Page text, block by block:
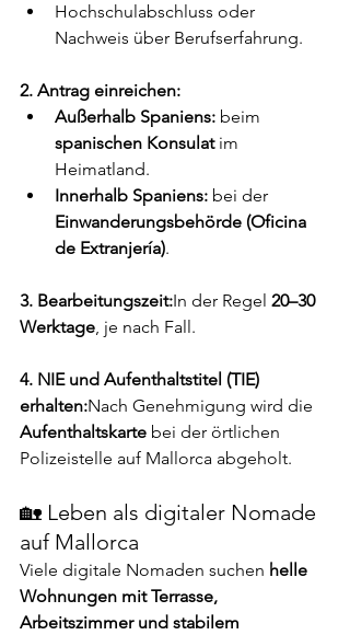
Hochschulabschluss oder
Nachweis über Berufserfahrung.
2. Antrag einreichen:
Außerhalb Spaniens: beim
spanischen Konsulat im
Heimatland.
Innerhalb Spaniens: bei der
Einwanderungsbehörde (Oficina
de Extranjería).
3. Bearbeitungszeit:In der Regel 20–30
Werktage, je nach Fall.
4. NIE und Aufenthaltstitel (TIE)
erhalten:Nach Genehmigung wird die
Aufenthaltskarte bei der örtlichen
Polizeistelle auf Mallorca abgeholt.
🏡 Leben als digitaler Nomade
auf Mallorca
Viele digitale Nomaden suchen helle
Wohnungen mit Terrasse,
Arbeitszimmer und stabilem